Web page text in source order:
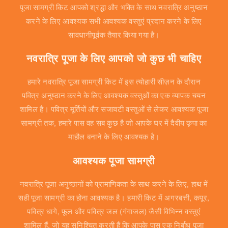
पूजा सामग्री किट आपको श्रद्धा और भक्ति के साथ नवरात्रि अनुष्ठान
करने के लिए आवश्यक सभी आवश्यक वस्तुएं प्रदान करने के लिए
सावधानीपूर्वक तैयार किया गया है।
नवरात्रि पूजा के लिए आपको जो कुछ भी चाहिए
हमारे नवरात्रि पूजा सामग्री किट में इस त्योहारी सीज़न के दौरान
पवित्र अनुष्ठान करने के लिए आवश्यक वस्तुओं का एक व्यापक चयन
शामिल है। पवित्र मूर्तियों और सजावटी वस्तुओं से लेकर आवश्यक पूजा
सामग्री तक, हमारे पास वह सब कुछ है जो आपके घर में दैवीय कृपा का
माहौल बनाने के लिए आवश्यक है।
आवश्यक पूजा सामग्री
नवरात्रि पूजा अनुष्ठानों को प्रामाणिकता के साथ करने के लिए, हाथ में
सही पूजा सामग्री का होना आवश्यक है। हमारी किट में अगरबत्ती, कपूर,
पवित्र धागे, फूल और पवित्र जल (गंगाजल) जैसी विभिन्न वस्तुएं
शामिल हैं, जो यह सुनिश्चित करती हैं कि आपके पास एक निर्बाध पूजा